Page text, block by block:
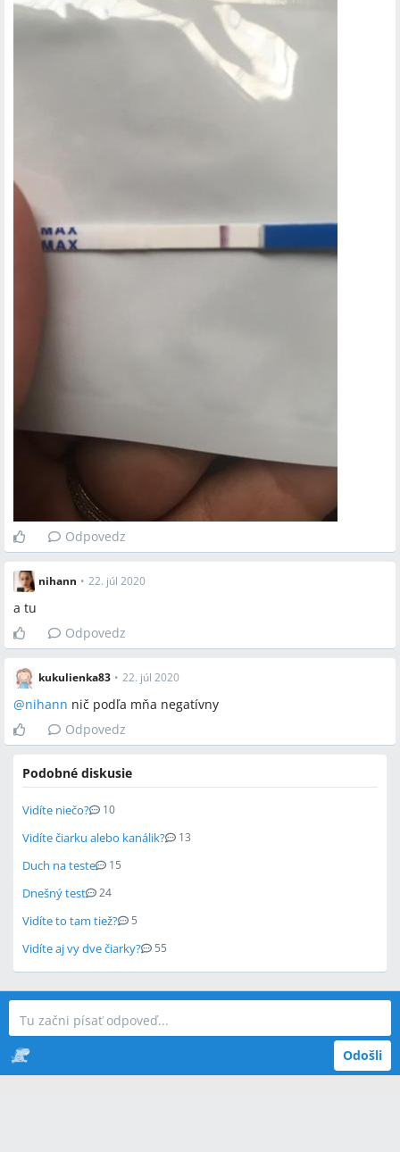
Odpovedz
nihann • 22. júl 2020
a tu
Odpovedz
kukulienka83 • 22. júl 2020
@nihann nič podľa mňa negatívny
Odpovedz
Podobné diskusie
Vidíte niečo? 10
Vidíte čiarku alebo kanálik? 13
Duch na teste 15
Dnešný test 24
Vidíte to tam tiež? 5
Vidíte aj vy dve čiarky? 55
Odošli